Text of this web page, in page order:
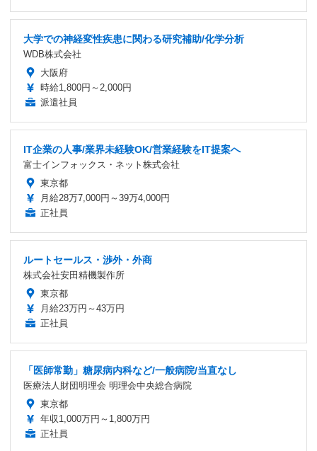
大学での神経変性疾患に関わる研究補助/化学分析
WDB株式会社
大阪府
時給1,800円～2,000円
派遣社員
IT企業の人事/業界未経験OK/営業経験をIT提案へ
富士インフォックス・ネット株式会社
東京都
月給28万7,000円～39万4,000円
正社員
ルートセールス・渉外・外商
株式会社安田精機製作所
東京都
月給23万円～43万円
正社員
「医師常勤」糖尿病内科など/一般病院/当直なし
医療法人財団明理会 明理会中央総合病院
東京都
年収1,000万円～1,800万円
正社員